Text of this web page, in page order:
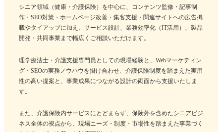
シニア領域（健康・介護保険）を中心に、コンテンツ監修・記事制
作・SEO対策・ホームページ改善・集客支援・関連サイトへの広告掲
載やタイアップに加え、サービス設計、業務効率化（IT活用）、製品
開発・共同事業まで幅広くご相談いただけます。
理学療法士・介護支援専門員としての現場経験と、Webマーケティン
グ・SEOの実務ノウハウを掛け合わせ、介護保険制度を踏まえた実用
性の高い提案と、事業成果につながる設計の両面から支援いたしま
す。
また、介護保険内サービスにとどまらず、保険外を含めたシニアビジ
ネス全体の視点から、現場ニーズ・制度・市場性を踏まえた事業づく